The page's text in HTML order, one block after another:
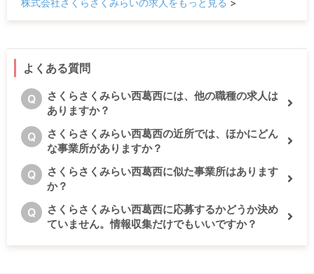
株式会社さくらさくみらいの求人をもっと見る >
よくある質問
Q
さくらさくみらい西葛西には、他の職種の求人は
ありますか？
Q
さくらさくみらい西葛西の近所では、ほかにどん
な事業所がありますか？
Q
さくらさくみらい西葛西に似た事業所はあります
か？
Q
さくらさくみらい西葛西に応募するかどうか決め
ていません。情報収集だけでもいいですか？